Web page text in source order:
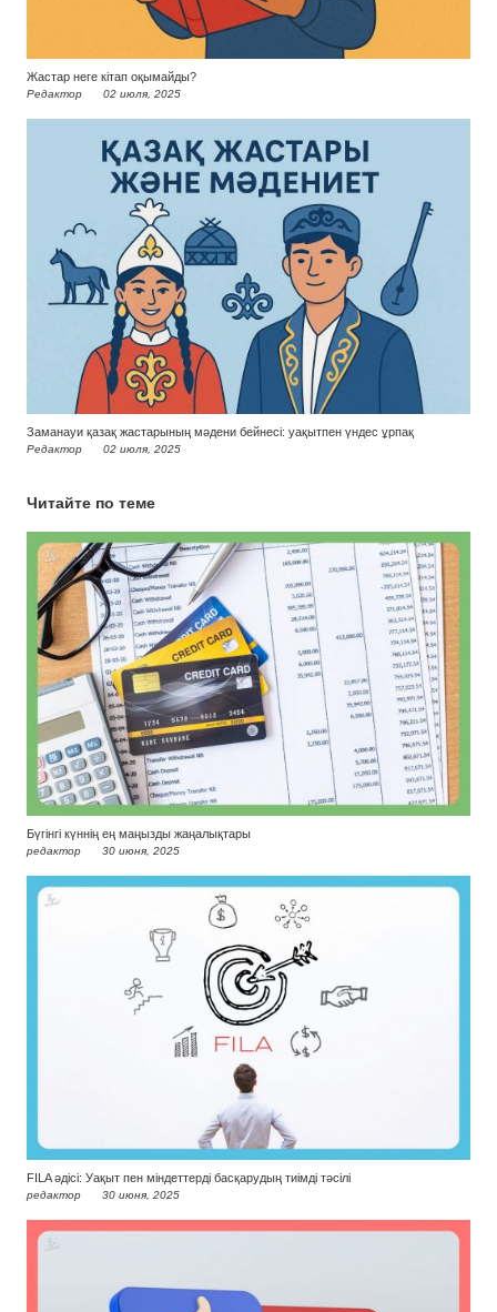
Жастар неге кітап оқымайды?
Редактор 02 июля, 2025
Заманауи қазақ жастарының мәдени бейнесі: уақытпен үндес ұрпақ
Редактор 02 июля, 2025
Читайте по теме
Бүгінгі күннің ең маңызды жаңалықтары
редактор 30 июня, 2025
FILA әдісі: Уақыт пен міндеттерді басқарудың тиімді тәсілі
редактор 30 июня, 2025